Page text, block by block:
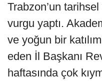
Trabzon’un
vurgu yaptı.
ve yoğun bir
eden İl Başkanı
haftasında çok